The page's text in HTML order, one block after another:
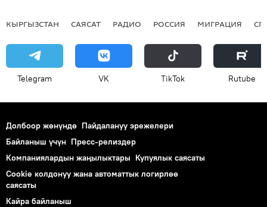
КЫРГЫЗСТАН САЯСАТ РАДИО РОССИЯ МИГРАЦИЯ
Telegram VK ТikТоk Rutube
Долбоор жөнүндө Пайдалануу эрежелери
Байланыш үчүн Пресс-релиздер
Компаниялардын жаңылыктары Купуялык саясаты
Cookie колдонуу жана автоматтык логирлөө
саясаты
Кайра байланыш